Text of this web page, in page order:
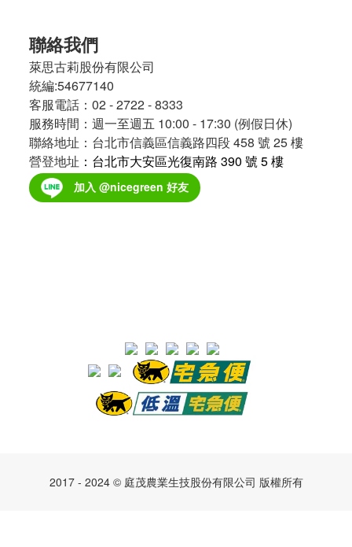
聯絡我們
萊思古莉股份有限公司
統編:54677140
客服電話：02 - 2722 - 8333
服務時間：週一至週五 10:00 - 17:30 (例假日休)
聯絡地址：台北市信義區信義路四段 458 號 25 樓
營登地址 ：台北市大安區光復南路 390 號 5 樓
加入 @nicegreen 好友
2017 - 2024 © 庭茂農業生技股份有限公司 版權所有